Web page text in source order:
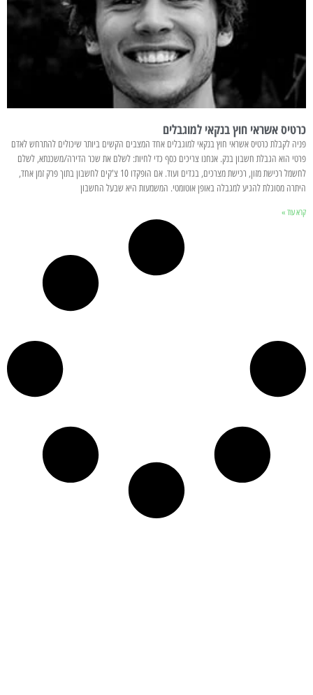
כרטיס אשראי חוץ בנקאי למוגבלים
פניה לקבלת כרטיס אשראי חוץ בנקאי למוגבלים אחד המצבים הקשים ביותר שיכולים להתרחש לאדם
פרטי הוא הגבלת חשבון בנק. אנחנו צריכים כסף כדי לחיות: לשלם את שכר הדירה/משכנתא, לשלם
לחשמל רכישת מזון, רכישת מצרכים, בגדים ועוד. אם הופקדו 10 צ'קים לחשבון בתוך פרק זמן אחד,
היתרה מסוגלת להגיע למגבלה באופן אוטומטי. המשמעות היא שבעל החשבון
קרא עוד »